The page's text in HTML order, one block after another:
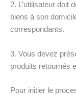
2. L’utilisateur doit
biens à son
correspondants.
3. Vous devez
produits retournés
Pour initier le